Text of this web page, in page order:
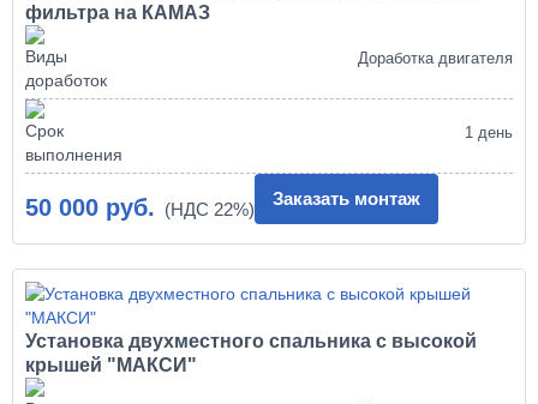
фильтра на КАМАЗ
Доработка двигателя
1 день
50 000 руб. Заказать монтаж
Установка двухместного спальника с высокой
крышей "МАКСИ"